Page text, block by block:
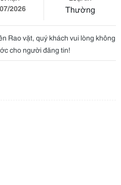
2026
Thường
Rao vặt, quý khách vui lòng không
cho người đăng tin!